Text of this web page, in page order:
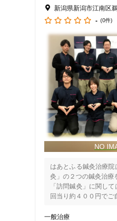
新潟県新潟市江南区
- (0件)
はあとふる鍼灸治療
灸」の２つの鍼灸治療
「訪問鍼灸」に関し
回当り約４００円でご
・腰痛（脊柱管狭窄症
一般治療